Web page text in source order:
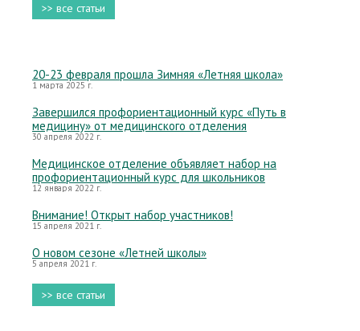
>> все статьи
20-23 февраля прошла Зимняя «Летняя школа»
1 марта 2025 г.
Завершился профориентационный курс «Путь в
медицину» от медицинского отделения
30 апреля 2022 г.
Медицинское отделение объявляет набор на
профориентационный курс для школьников
12 января 2022 г.
Внимание! Открыт набор участников!
15 апреля 2021 г.
О новом сезоне «Летней школы»
5 апреля 2021 г.
>> все статьи